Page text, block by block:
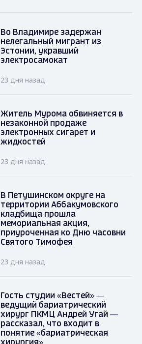
Во Владимире задержан
нелегальный мигрант из
Эстонии, укравший
электросамокат
23 дня назад
Житель Мурома обвиняется в
незаконной продаже
электронных сигарет и
жидкостей
23 дня назад
В Петушинском округе на
территории Аббакумовского
кладбища прошла
мемориальная акция,
приуроченная ко Дню часовни
Святого Тимофея
23 дня назад
Гость студии «Вестей» —
ведущий бариатрический
хирург ПКМЦ Андрей Угай —
рассказал, что входит в
понятие «бариатрическая